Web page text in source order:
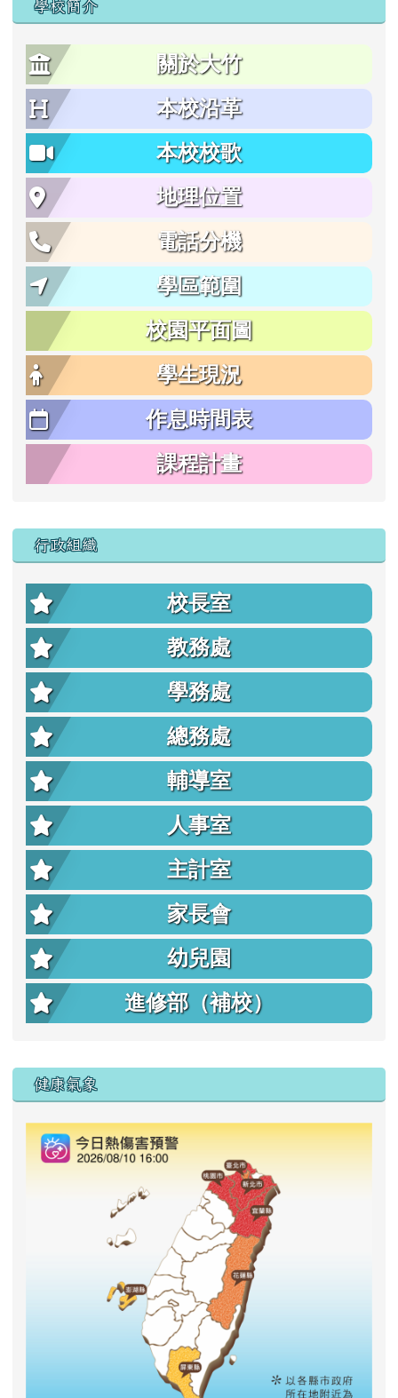
學校簡介
關於大竹
本校沿革
本校校歌
地理位置
電話分機
學區範圍
校園平面圖
學生現況
作息時間表
課程計畫
行政組織
校長室
教務處
學務處
總務處
輔導室
人事室
主計室
家長會
幼兒園
進修部（補校）
右邊區域內容
健康氣象